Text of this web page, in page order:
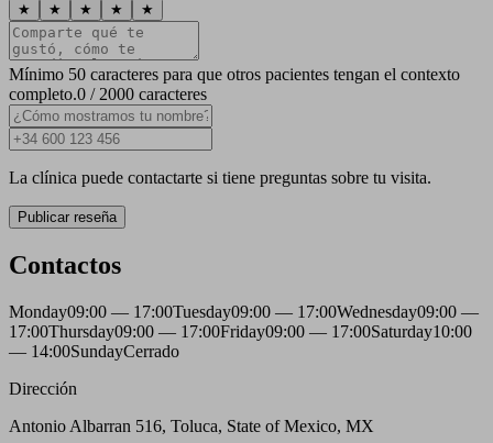
★ ★ ★ ★ ★
Mínimo 50 caracteres para que otros pacientes tengan el contexto
completo.0 / 2000 caracteres
La clínica puede contactarte si tiene preguntas sobre tu visita.
Publicar reseña
Contactos
Monday09:00 — 17:00Tuesday09:00 — 17:00Wednesday09:00 —
17:00Thursday09:00 — 17:00Friday09:00 — 17:00Saturday10:00
— 14:00SundayCerrado
Dirección
Antonio Albarran 516, Toluca, State of Mexico, MX